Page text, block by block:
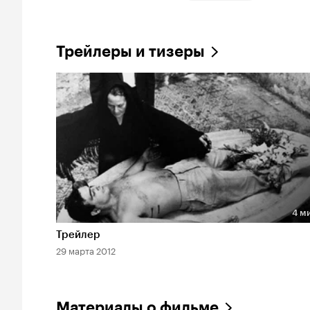
Трейлеры и тизеры
Длительность 4 мин
4
Трейлер
29 марта 2012